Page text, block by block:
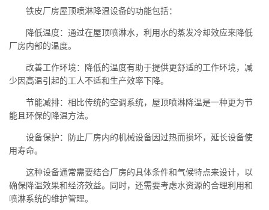
铁皮厂房屋顶喷淋降温设备的功能包括：
降低温度：通过在屋顶喷淋水，利用水的蒸发冷却效应来降低
厂房内部的温度。
改善工作环境：降低的温度有助于提供更舒适的工作环境，减
少因高温引起的工人不适和生产效率下降。
节能减排：相比传统的空调系统，屋顶喷淋降温是一种更为节
能且环保的降温方法。
设备保护：防止厂房内的机械设备因过热而损坏，延长设备使
用寿命。
这种设备通常需要结合厂房的具体条件和气候特点来设计，以
确保降温效果和经济效益。同时，还需要考虑水资源的合理利用和
喷淋系统的维护管理。